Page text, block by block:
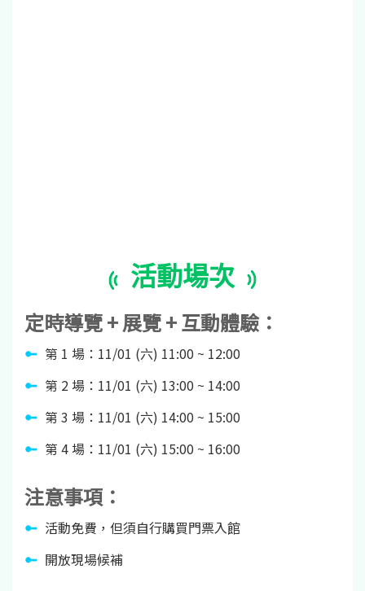
活動場次
定時導覽 + 展覽 + 互動體驗：
第 1 場：11/01 (六) 11:00 ~ 12:00
第 2 場：11/01 (六) 13:00 ~ 14:00
第 3 場：11/01 (六) 14:00 ~ 15:00
第 4 場：11/01 (六) 15:00 ~ 16:00
注意事項：
活動免費，但須自行購買門票入館
開放現場候補